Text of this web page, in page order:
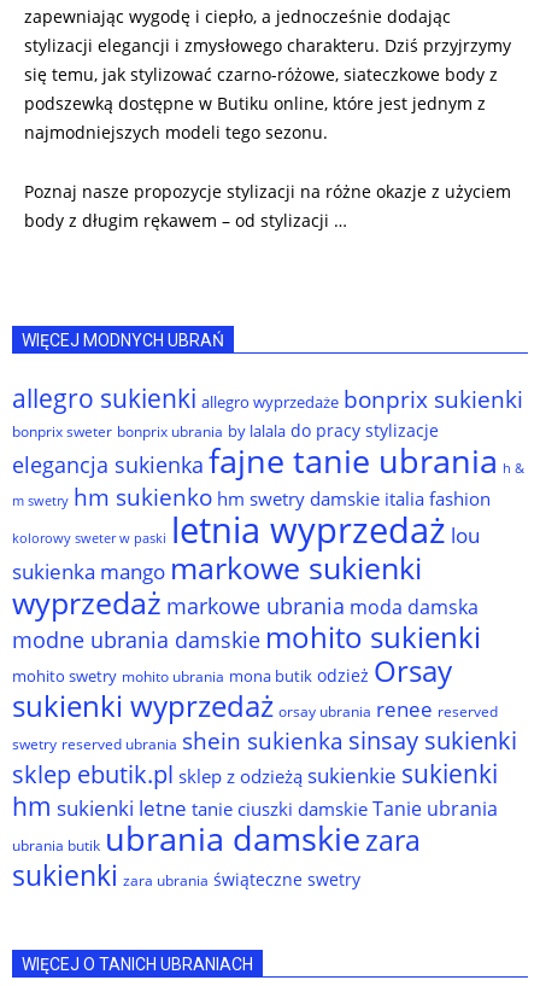
zapewniając wygodę i ciepło, a jednocześnie dodając
stylizacji elegancji i zmysłowego charakteru. Dziś przyjrzymy
się temu, jak stylizować czarno-różowe, siateczkowe body z
podszewką dostępne w Butiku online, które jest jednym z
najmodniejszych modeli tego sezonu.
Poznaj nasze propozycje stylizacji na różne okazje z użyciem
body z długim rękawem – od stylizacji …
WIĘCEJ MODNYCH UBRAŃ
allegro sukienki allegro wyprzedaże bonprix sukienki
bonprix sweter bonprix ubrania by lalala do pracy stylizacje
elegancja sukienka fajne tanie ubrania h &
m swetry hm sukienko hm swetry damskie italia fashion
kolorowy sweter w paski letnia wyprzedaż lou
sukienka mango markowe sukienki
wyprzedaż markowe ubrania moda damska
modne ubrania damskie mohito sukienki
mohito swetry mohito ubrania mona butik odzież Orsay
sukienki wyprzedaż orsay ubrania renee reserved
swetry reserved ubrania shein sukienka sinsay sukienki
sklep ebutik.pl sklep z odzieżą sukienkie sukienki
hm sukienki letne tanie ciuszki damskie Tanie ubrania
ubrania butik ubrania damskiezara
sukienki zara ubrania świąteczne swetry
WIĘCEJ O TANICH UBRANIACH